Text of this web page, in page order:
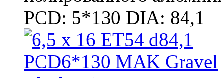
PCD: 5*130 DIA: 84,1